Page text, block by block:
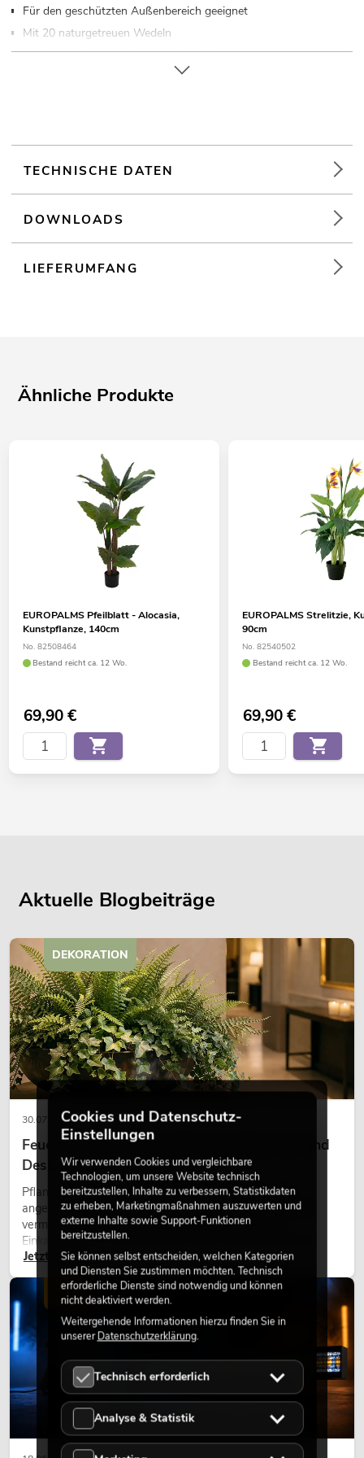
Für den geschützten Außenbereich geeignet
Mit 20 naturgetreuen Wedeln
ca. 2 orangefarbenen formschönen Blüten
Für Anwendungsgebiete wie zum Beispiel: Dekoration
TECHNISCHE DATEN
DOWNLOADS
LIEFERUMFANG
Ähnliche Produkte
EUROPALMS Pfeilblatt - Alocasia,
Kunstpflanze, 140cm
No. 82508464
Bestand reicht ca. 12 Wo.
69,90€
EUROPALMS Strelitzie,
90cm
No. 82540502
Bestand reicht ca. 12 Wo.
69,90€
Aktuelle Blogbeiträge
30.07.2026
Feuerhemmende Kunstpflanzen: Sicherheit und
Design perfekt kombiniert
Pflanzen machen Räume lebendig. Sie schaffen eine
angenehme Atmosphäre, verbessern das Ambiente und
vermitteln Natürlichkeit. Ob in Hotels, Restaurants,
Einkaufszentren, Bürogebäuden oder auf Messeständen:
eine hochwertige Begrünung gehört heute längst zum
modernen Raumkonzept.
Jetzt lesen
DEKORATION
LICHT
Cookies und Datenschutz-
Einstellungen
Wir verwenden Cookies und vergleichbare
Technologien, um unsere Website technisch
bereitzustellen, Inhalte zu verbessern, Statistikdaten
zu erheben, Marketingmaßnahmen auszuwerten und
externe Inhalte sowie Support-Funktionen
bereitzustellen.
Sie können selbst entscheiden, welchen Kategorien
und Diensten Sie zustimmen möchten. Technisch
erforderliche Dienste sind notwendig und können
nicht deaktiviert werden.
Weitergehende Informationen hierzu finden Sie in
unsererDatenschutzerklärung.
Technisch erforderlich
Analyse & Statistik